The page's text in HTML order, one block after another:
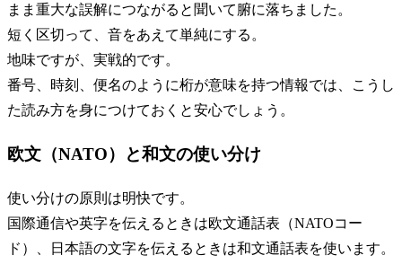
まま重大な誤解につながると聞いて腑に落ちました。
短く区切って、音をあえて単純にする。
地味ですが、実戦的です。
番号、時刻、便名のように桁が意味を持つ情報では、こうし
た読み方を身につけておくと安心でしょう。
欧文（NATO）と和文の使い分け
使い分けの原則は明快です。
国際通信や英字を伝えるときは欧文通話表（NATOコー
ド）、日本語の文字を伝えるときは和文通話表を使います。